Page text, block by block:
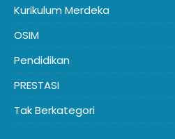
Kurikulum Merdeka
OSIM
Pendidikan
PRESTASI
Tak Berkategori